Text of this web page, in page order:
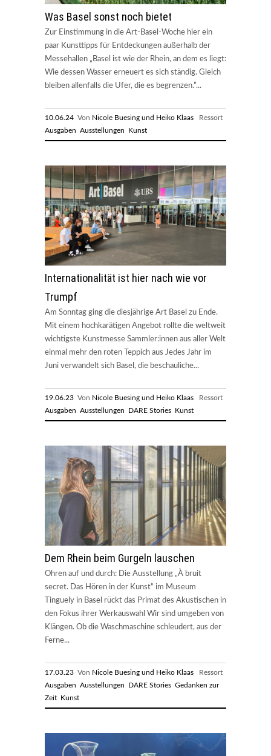
Was Basel sonst noch bietet
Zur Einstimmung in die Art-Basel-Woche hier ein
paar Kunsttipps für Entdeckungen außerhalb der
Messehallen „Basel ist wie der Rhein, an dem es liegt:
Wie dessen Wasser erneuert es sich ständig. Gleich
bleiben allenfalls die Ufer, die es begrenzen.”...
10.06.24 Von Nicole Buesing und Heiko Klaas Ressort
Ausgaben Ausstellungen Kunst
Internationalität ist hier nach wie vor
Trumpf
Am Sonntag ging die diesjährige Art Basel zu Ende.
Mit einem hochkarätigen Angebot rollte die weltweit
wichtigste Kunstmesse Sammler:innen aus aller Welt
einmal mehr den roten Teppich aus Jedes Jahr im
Juni verwandelt sich Basel, die beschauliche...
19.06.23 Von Nicole Buesing und Heiko Klaas Ressort
Ausgaben Ausstellungen DARE Stories Kunst
Dem Rhein beim Gurgeln lauschen
Ohren auf und durch: Die Ausstellung „À bruit
secret. Das Hören in der Kunst“ im Museum
Tinguely in Basel rückt das Primat des Akustischen in
den Fokus ihrer Werkauswahl Wir sind umgeben von
Klängen. Ob die Waschmaschine schleudert, aus der
Ferne...
17.03.23 Von Nicole Buesing und Heiko Klaas Ressort
Ausgaben Ausstellungen DARE Stories Gedanken zur
Zeit Kunst